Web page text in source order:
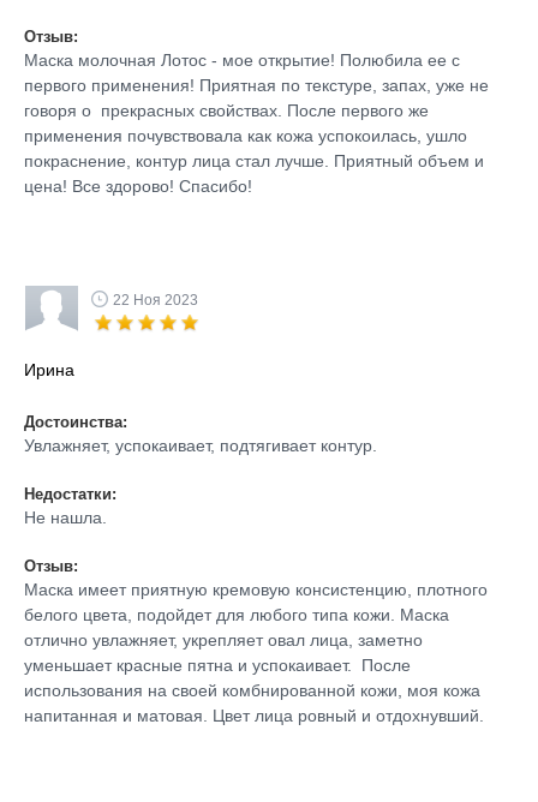
Отзыв:
Маска молочная Лотос - мое открытие! Полюбила ее с
первого применения! Приятная по текстуре, запах, уже не
говоря о прекрасных свойствах. После первого же
применения почувствовала как кожа успокоилась, ушло
покраснение, контур лица стал лучше. Приятный объем и
цена! Все здорово! Спасибо!
22 Ноя 2023
Ирина
Достоинства:
Увлажняет, успокаивает, подтягивает контур.
Недостатки:
Не нашла.
Отзыв:
Маска имеет приятную кремовую консистенцию, плотного
белого цвета, подойдет для любого типа кожи. Маска
отлично увлажняет, укрепляет овал лица, заметно
уменьшает красные пятна и успокаивает. После
использования на своей комбнированной кожи, моя кожа
напитанная и матовая. Цвет лица ровный и отдохнувший.